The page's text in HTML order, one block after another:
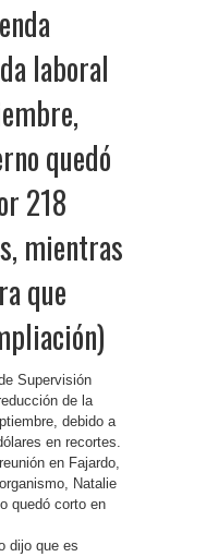
laboral
quedó
218
mientras
que
Supervisión
de la
debido a
en recortes.
en Fajardo,
Natalie
quedó corto en
dijo que es